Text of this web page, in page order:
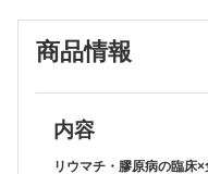
はじめに
関節リウマチにおける自己
RFの新たな産生機序
細胞性免疫の寄与
関節リウマチの治療と予防
商品情報
内容
リウマチ・膠原病の臨床